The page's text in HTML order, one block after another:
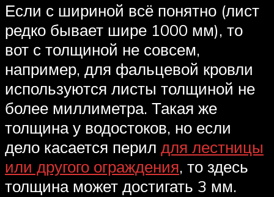
Если с шириной всё понятно (лист
редко бывает шире 1000 мм), то
вот с толщиной не совсем,
например, для фальцевой кровли
используются листы толщиной не
более миллиметра. Такая же
толщина у водостоков, но если
дело касается перил для лестницы
или другого ограждения, то здесь
толщина может достигать 3 мм.